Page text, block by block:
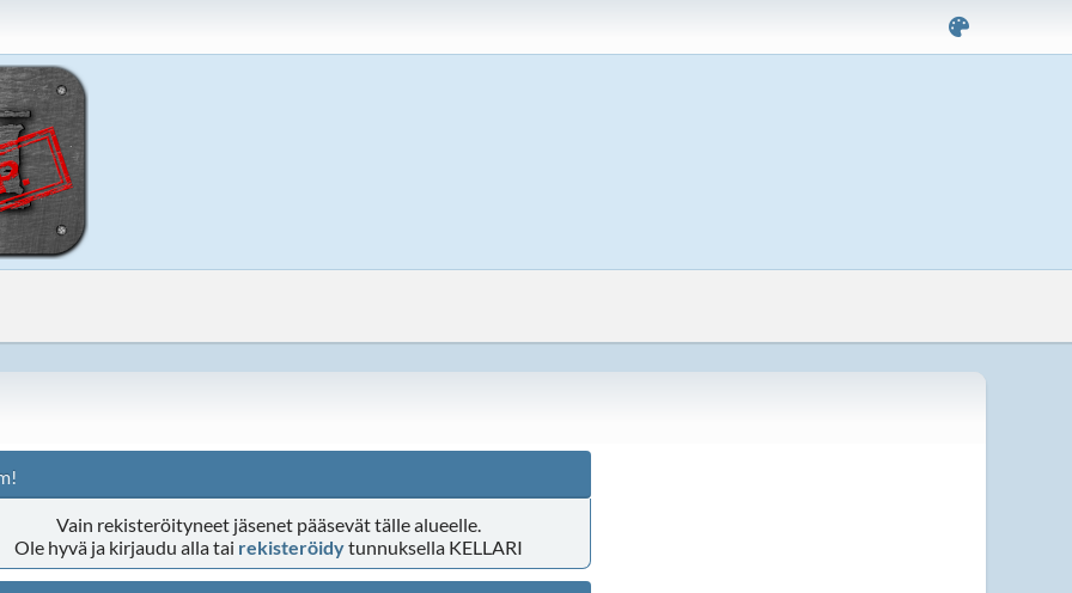
Vain rekisteröityneet jäsenet pääsevät tälle alueelle.
Ole hyvä ja kirjaudu alla tai rekisteröidytunnuksella KELLARI